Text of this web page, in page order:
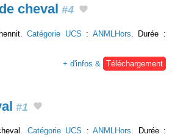
cheval #4
Catégorie UCS : ANMLHors . Durée :
+ d'infos &
Téléchargement
#1
Catégorie UCS :ANMLHors. Durée :